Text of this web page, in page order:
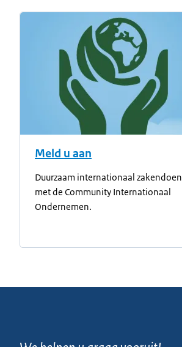
Meld u aan
Duurzaam internationaal zakendoen
met de Community Internationaal
Ondernemen.